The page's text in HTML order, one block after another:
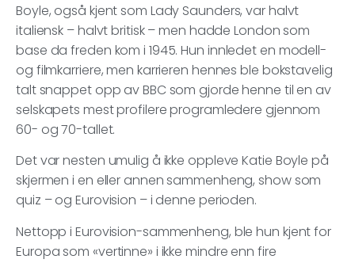
Boyle, også kjent som Lady Saunders, var halvt
italiensk – halvt britisk – men hadde London som
base da freden kom i 1945. Hun innledet en modell-
og filmkarriere, men karrieren hennes ble bokstavelig
talt snappet opp av BBC som gjorde henne til en av
selskapets mest profilere programledere gjennom
60- og 70-tallet.
Det var nesten umulig å ikke oppleve Katie Boyle på
skjermen i en eller annen sammenheng, show som
quiz – og Eurovision – i denne perioden.
Nettopp i Eurovision-sammenheng, ble hun kjent for
Europa som «vertinne» i ikke mindre enn fire